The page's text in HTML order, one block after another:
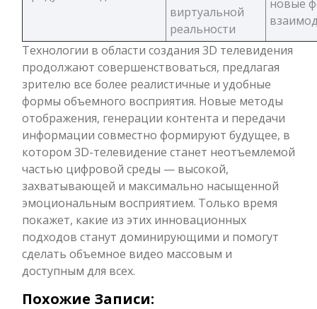
виртуальной
реальности
новые
Технологии в области создания 3D телевидения
продолжают совершенствоваться, предлагая
зрителю все более реалистичные и удобные
формы объемного восприятия. Новые методы
отображения, генерации контента и передачи
информации совместно формируют будущее, в
котором 3D-телевидение станет неотъемлемой
частью цифровой среды — высокой,
захватывающей и максимально насыщенной
эмоциональным восприятием. Только время
покажет, какие из этих инновационных
подходов станут доминирующими и помогут
сделать объемное видео массовым и
доступным для всех.
Похожие Записи: